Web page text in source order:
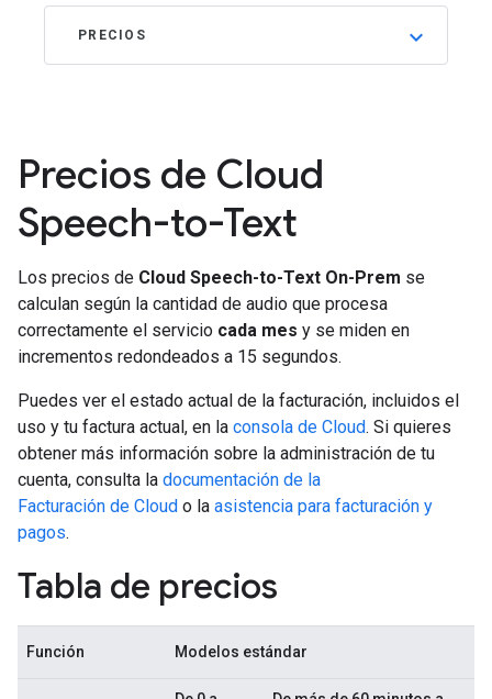
PRECIOS
Precios de Cloud
Speech-to-Text
Los precios de Cloud Speech-to-Text On-Prem se
calculan según la cantidad de audio que procesa
correctamente el servicio cada mes y se miden en
incrementos redondeados a 15 segundos.
Puedes ver el estado actual de la facturación, incluidos el
uso y tu factura actual, en la consola de Cloud. Si quieres
obtener más información sobre la administración de tu
cuenta, consulta la documentación de la
Facturación de Cloud o la asistencia para facturación y
pagos.
Tabla de precios
Función Modelos estándar